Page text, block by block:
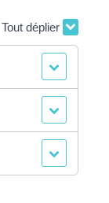
Tout déplier